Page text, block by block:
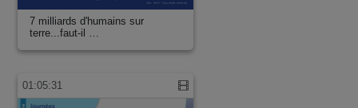
7 milliards d'humains sur
terre...faut-il …
01:05:31